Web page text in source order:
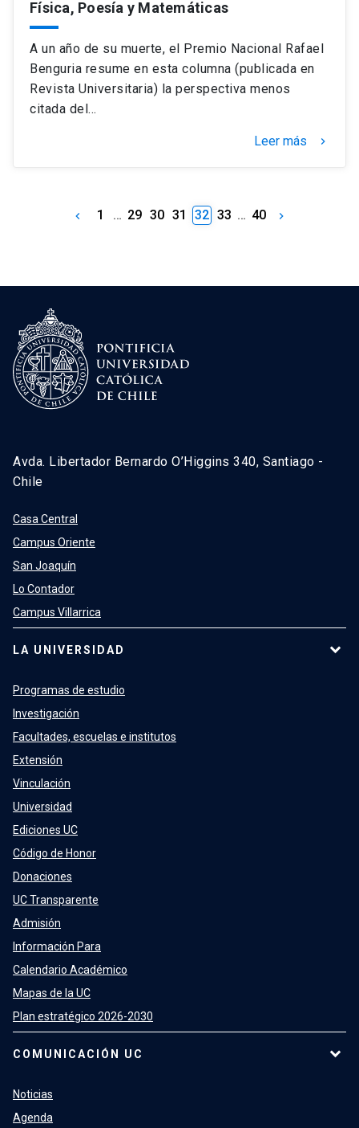
Física, Poesía y Matemáticas
A un año de su muerte, el Premio Nacional Rafael
Benguria resume en esta columna (publicada en
Revista Universitaria) la perspectiva menos
citada del…
Leer más keyboard_arrow_right
keyboard_arrow_left 1 … 29 30 31 32 33 … 40 keyboard_arrow_right
Avda. Libertador Bernardo O’Higgins 340, Santiago -
Chile
Casa Central
Campus Oriente
San Joaquín
Lo Contador
Campus Villarrica
LA UNIVERSIDAD
Programas de estudio
Investigación
Facultades, escuelas e institutos
Extensión
Vinculación
Universidad
Ediciones UC
Código de Honor
Donaciones
UC Transparente
Admisión
Información Para
Calendario Académico
Mapas de la UC
Plan estratégico 2026-2030
COMUNICACIÓN UC
Noticias
Agenda